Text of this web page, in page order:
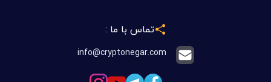
تماس با ما :
info@cryptonegar.com